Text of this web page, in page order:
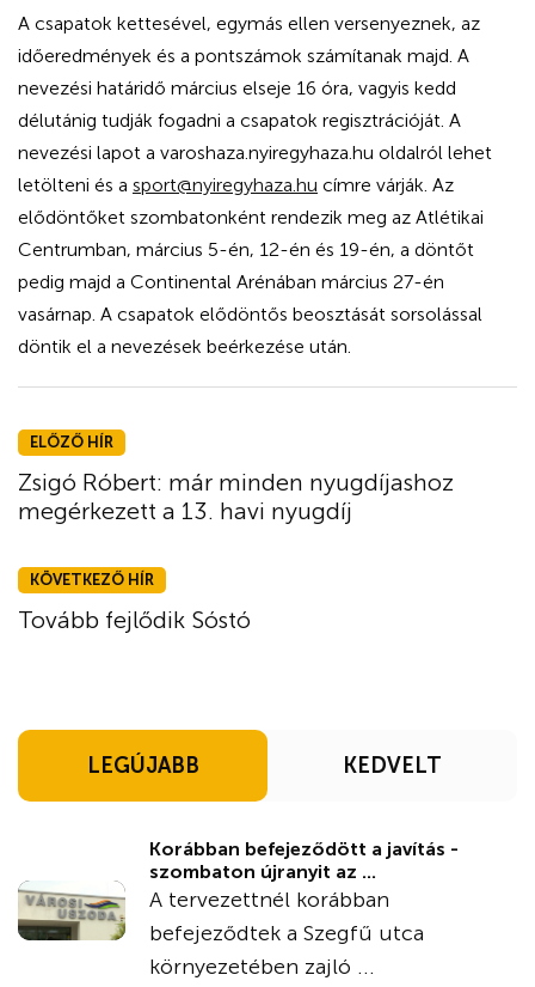
A csapatok kettesével, egymás ellen versenyeznek, az
időeredmények és a pontszámok számítanak majd. A
nevezési határidő március elseje 16 óra, vagyis kedd
délutánig tudják fogadni a csapatok regisztrációját. A
nevezési lapot a varoshaza.nyiregyhaza.hu oldalról lehet
letölteni és a sport@nyiregyhaza.hu címre várják. Az
elődöntőket szombatonként rendezik meg az Atlétikai
Centrumban, március 5-én, 12-én és 19-én, a döntőt
pedig majd a Continental Arénában március 27-én
vasárnap. A csapatok elődöntős beosztását sorsolással
döntik el a nevezések beérkezése után.
ELŐZŐ HÍR
Zsigó Róbert: már minden nyugdíjashoz
megérkezett a 13. havi nyugdíj
KÖVETKEZŐ HÍR
Tovább fejlődik Sóstó
LEGÚJABB KEDVELT
Korábban befejeződött a javítás -
szombaton újranyit az ...
A tervezettnél korábban
befejeződtek a Szegfű utca
környezetében zajló ...